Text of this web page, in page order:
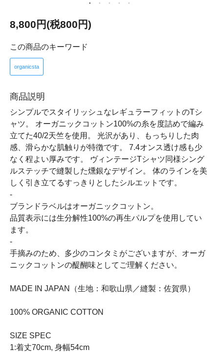
8,800円(税800円)
この商品のキーワード
organicsta
商品説明
シンプルでスタイリッシュなレギュラーフィットのTシ
ャツ。 オーガニックコットン100%の糸を度詰めで編み
立てた40/2天竺を使用。 光沢があり、もっちりした肉
感、滑らかな肌触りが特徴です。 7.4オンス透け感も少
なく程よい厚みです。 ヴィンテージTシャツ同様シング
ルステッチで縫製した燻銀なデザイン。 体のラインを美
しく引き立てるすっきりとしたシルエットです。
-
ブランドラベルはオーガニックコットン。
品質表示には生分解性100%の再生パルプを使用してい
ます。
-
手摘みのため、多少のコンタミがございますが、オーガ
ニックコットンの醍醐味としてご理解ください。
MADE IN JAPAN（生地：和歌山県／縫製：佐賀県）
100% ORGANIC COTTON
SIZE SPEC
1:着丈70cm, 身幅54cm